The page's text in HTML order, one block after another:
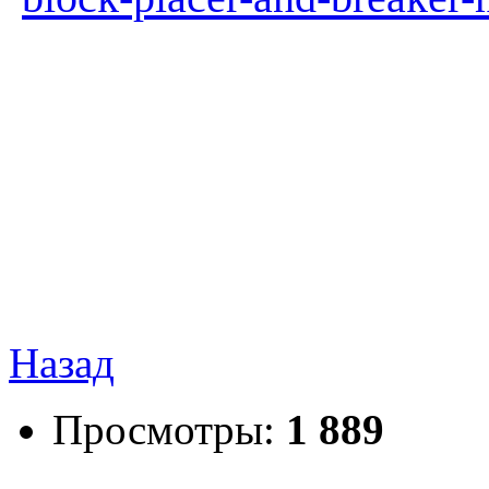
Назад
Просмотры: 1 889